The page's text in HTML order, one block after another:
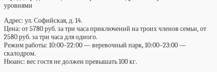
уровнями
Адрес: ул. Софийская, д. 14.
Цена: от 5780 руб. за три часа приключений на троих членов семьи, от
2580 руб. за три часа для одного.
Режим работы: 10:00–22:00 — веревочный парк, 10:00–23:00 —
скалодром.
Нюанс: вес гостя не должен превышать 100 кг.